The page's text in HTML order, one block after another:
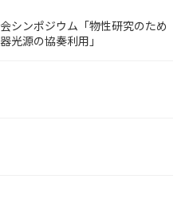
シンポジウム「物性研究のため
光源の協奏利用」